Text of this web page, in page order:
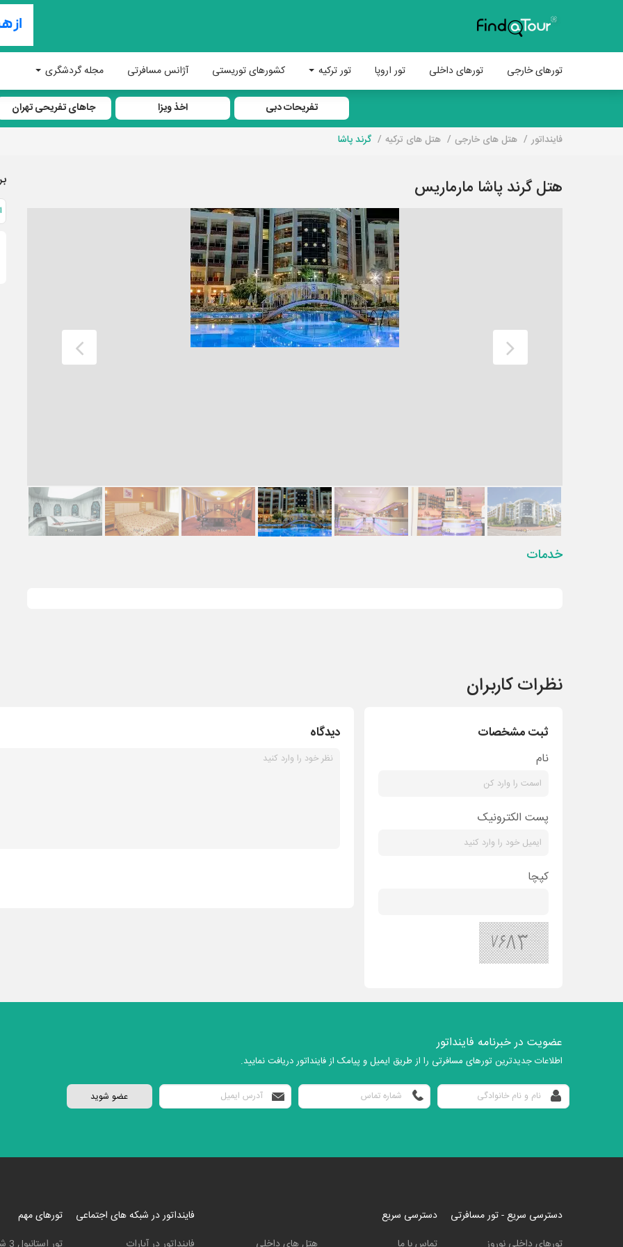
تورهای خارجی تورهای داخلی تور اروپا تور ترکیه کشورهای توریستی آژانس مسافرتی مجله گردشگری
تفریحات دبی اخذ ویزا جاهای تفریحی تهران
فاینداتور هتل های خارجی هتل های ترکیه گرند پاشا
هتل گرند پاشا مارماریس
خدمات
نظرات کاربران
ثبت مشخصات
نام
پست الکترونیک
کپچا
دیدگاه
عضویت در خبرنامه فاینداتور
اطلاعات جدیدترین تورهای مسافرتی را از طریق ایمیل و پیامک از فاینداتور دریافت نمایید.
دسترسی سریع - تور مسافرتی
دسترسی سریع
فاینداتور در شبکه های اجتماعی
تورهای مهم